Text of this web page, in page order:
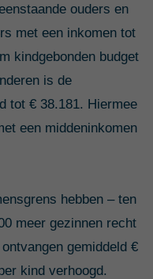
ouders en
met een inkomen tot
kindgebonden budget
is de
tot € 38.181. Hiermee
een middeninkomen
hebben – ten
meer gezinnen recht
gemiddeld €
kind verhoogd.